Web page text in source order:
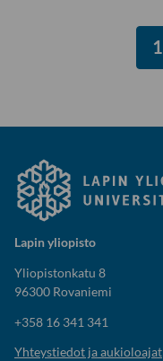
1
Lapin yliopisto
Yliopistonkatu 8
96300 Rovaniemi
+358 16 341 341
Yhteystiedot ja aukioloajat